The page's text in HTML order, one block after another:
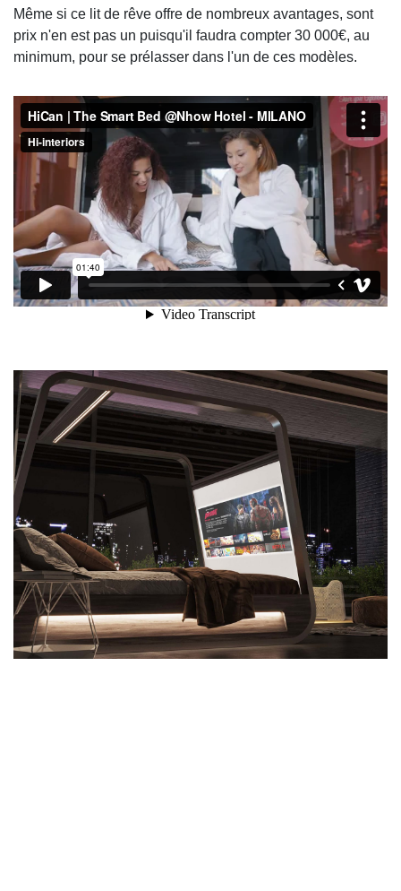
Même si ce lit de rêve offre de nombreux avantages, sont
prix n'en est pas un puisqu'il faudra compter 30 000€, au
minimum, pour se prélasser dans l'un de ces modèles.